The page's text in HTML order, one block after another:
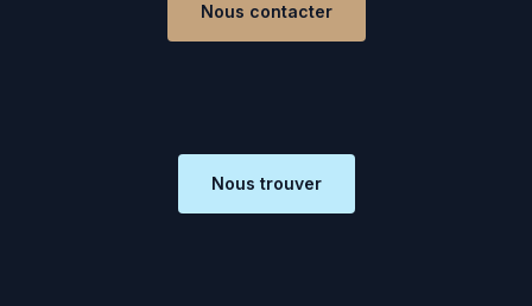
Nous contacter
Nous trouver